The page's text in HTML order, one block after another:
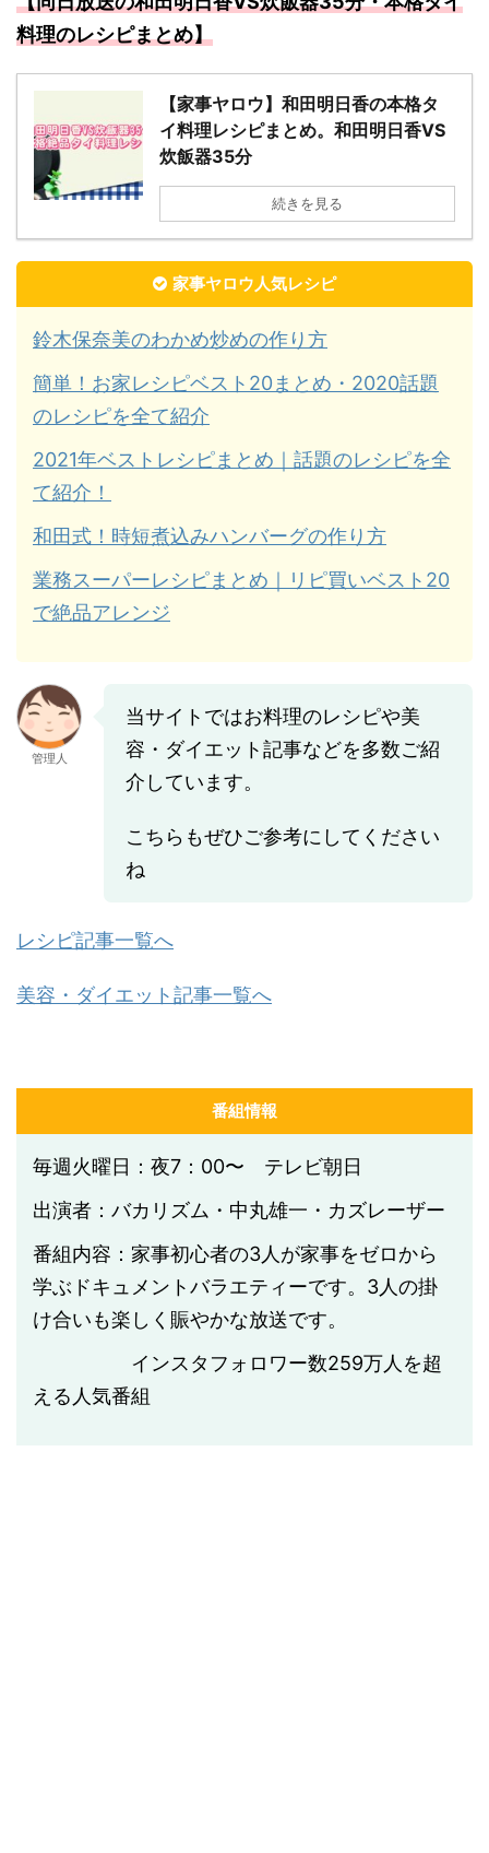
料理のレシピまとめ】
【家事ヤロウ】和田明日香の本格タ
イ料理レシピまとめ。和田明日香VS
炊飯器35分
続きを見る
家事ヤロウ人気レシピ
鈴木保奈美のわかめ炒めの作り方
簡単！お家レシピベスト20まとめ・2020話題
のレシピを全て紹介
2021年ベストレシピまとめ｜話題のレシピを全
て紹介！
和田式！時短煮込みハンバーグの作り方
業務スーパーレシピまとめ｜リピ買いベスト20
で絶品アレンジ
管理人
当サイトではお料理のレシピや美
容・ダイエット記事などを多数ご紹
介しています。
こちらもぜひご参考にしてください
ね
レシピ記事一覧へ
美容・ダイエット記事一覧へ
番組情報
毎週火曜日：夜7：00〜 テレビ朝日
出演者：バカリズム・中丸雄一・カズレーザー
番組内容：家事初心者の3人が家事をゼロから
学ぶドキュメントバラエティーです。3人の掛
け合いも楽しく賑やかな放送です。
インスタフォロワー数259万人を超
える人気番組